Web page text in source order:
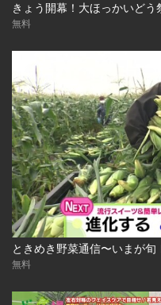
きょう開幕！大ほっかいど
無料
ときめき野菜通信〜いまが
無料